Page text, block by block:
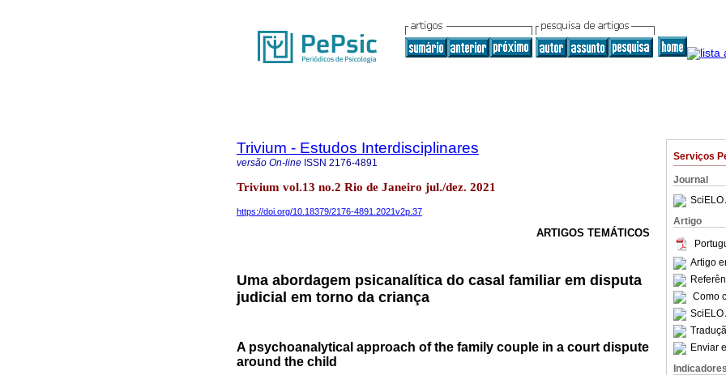
Serviços
Journal
SciELO
Artigo
Artigo
Como
SciELO
Enviar
Trivium - Estudos Interdisciplinares
versão On-line ISSN 2176-4891
Trivium vol.13 no.2 Rio de Janeiro jul./dez. 2021
https://doi.org/10.18379/2176-4891.2021v2p.37
ARTIGOS TEMÁTICOS
Uma abordagem psicanalítica do casal familiar em disputa
judicial em torno da criança
A psychoanalytical approach of the family couple in a court dispute
around the child